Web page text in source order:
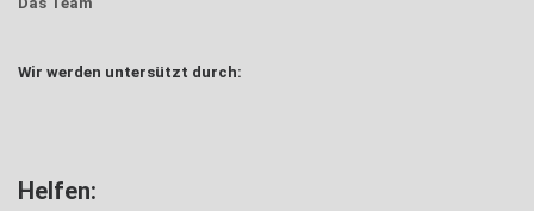
Wir werden untersützt durch:
Helfen: